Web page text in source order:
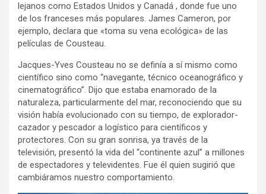
lejanos como Estados Unidos y Canadá , donde fue uno
de los franceses más populares. James Cameron, por
ejemplo, declara que «toma su vena ecológica» de las
películas de Cousteau.
Jacques-Yves Cousteau no se definía a sí mismo como
científico sino como “navegante, técnico oceanográfico y
cinematográfico”. Dijo que estaba enamorado de la
naturaleza, particularmente del mar, reconociendo que su
visión había evolucionado con su tiempo, de explorador-
cazador y pescador a logístico para científicos y
protectores. Con su gran sonrisa, ya través de la
televisión, presentó la vida del “continente azul” a millones
de espectadores y televidentes. Fue él quien sugirió que
cambiáramos nuestro comportamiento.